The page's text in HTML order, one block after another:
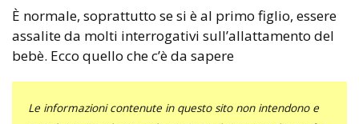
È normale, soprattutto se si è al primo figlio, essere
assalite da molti interrogativi sull’allattamento del
bebè. Ecco quello che c’è da sapere
Le informazioni contenute in questo sito non intendono e